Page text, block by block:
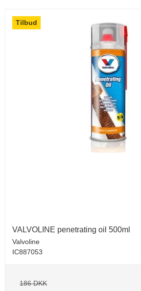
Tilbud
VALVOLINE penetrating oil 500ml
Valvoline
IC887053
186 DKK